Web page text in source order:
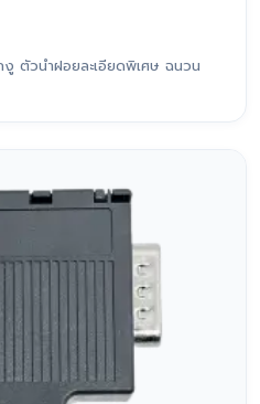
ตัวนำฝอยละเอียดพิเศษ ฉนวน